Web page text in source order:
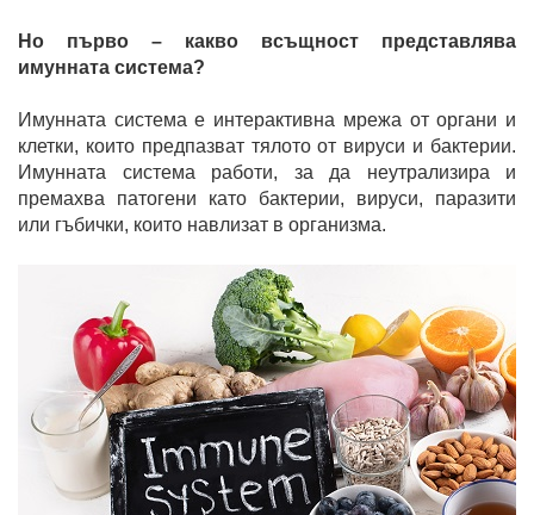
Но първо – какво всъщност представлява
имунната система?
Имунната система е интерактивна мрежа от органи и
клетки, които предпазват тялото от вируси и бактерии.
Имунната система работи, за да неутрализира и
премахва патогени като бактерии, вируси, паразити
или гъбички, които навлизат в организма.